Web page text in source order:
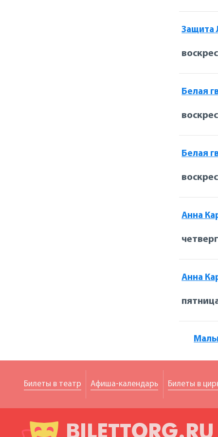
Защита
Белая
Белая
Анна
Анна
Билеты в театр Афиша-календарь Билеты в